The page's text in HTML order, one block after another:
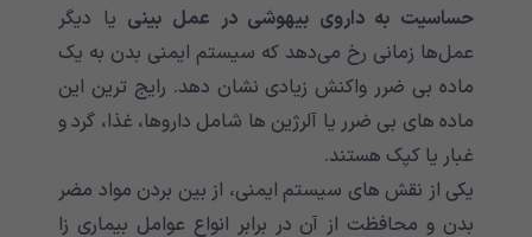
حساسیت به داروی بیهوشی در عمل بینی یا دیگر
عمل‌ها زمانی رخ می‌‌‌‌‌‌‌‌‌‌‌‌‌‌‌‌‌‌‌‌‌‌‌‌‌‌‌‌‌‌‌‌‌‌‌‌‌‌‌‌‌‌‌دهد که سیستم ایمنی بدن به یک
ماده بی ضرر واکنش زیادی نشان دهد. رایج ترین این
ماده های بی ضرر یا آلرژین ها شامل داروها، غذا، گرد و
غبار یا کپک هستند.
یکی از نقش های سیستم ایمنی، از بین بردن مواد مضر
بدن و محافظت از آن در برابر انواع عوامل بیماری زا